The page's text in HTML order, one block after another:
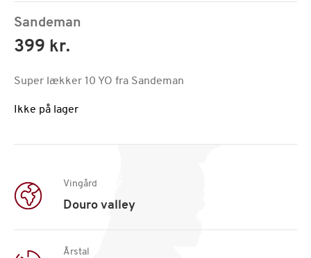
Sandeman
399 kr.
Super lækker 10 YO fra Sandeman
Ikke på lager
Vingård
Douro valley
Årstal